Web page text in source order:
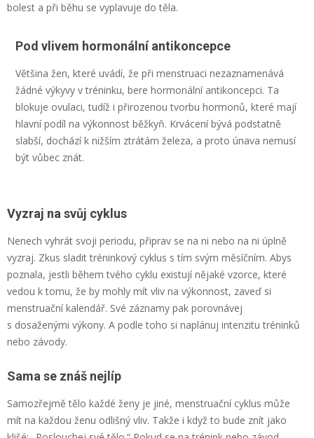
bolest a při běhu se vyplavuje do těla.
Pod vlivem hormonální antikoncepce
Většina žen, které uvádí, že při menstruaci nezaznamenává
žádné výkyvy v tréninku, bere hormonální antikoncepci. Ta
blokuje ovulaci, tudíž i přirozenou tvorbu hormonů, které mají
hlavní podíl na výkonnost běžkyň. Krvácení bývá podstatně
slabší, dochází k nižším ztrátám železa, a proto únava nemusí
být vůbec znát.
Vyzraj na svůj cyklus
Nenech vyhrát svoji periodu, připrav se na ni nebo na ni úplně
vyzraj. Zkus sladit tréninkový cyklus s tím svým měsíčním. Abys
poznala, jestli během tvého cyklu existují nějaké vzorce, které
vedou k tomu, že by mohly mít vliv na výkonnost, zaveď si
menstruační kalendář. Své záznamy pak porovnávej
s dosaženými výkony. A podle toho si naplánuj intenzitu tréninků
nebo závody.
Sama se znáš nejlíp
Samozřejmě tělo každé ženy je jiné, menstruační cyklus může
mít na každou ženu odlišný vliv. Takže i když to bude znít jako